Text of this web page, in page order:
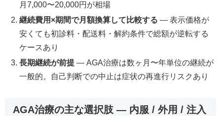
月7,000〜20,000円が相場
継続費用×期間で月額換算して比較する — 表示価格が
安くても初診料・配送料・解約条件で総額が逆転する
ケースあり
長期継続が前提 — AGA治療は数ヶ月〜年単位の継続が
一般的。自己判断での中止は症状の再進行リスクあり
AGA治療の主な選択肢 — 内服 / 外用 / 注入